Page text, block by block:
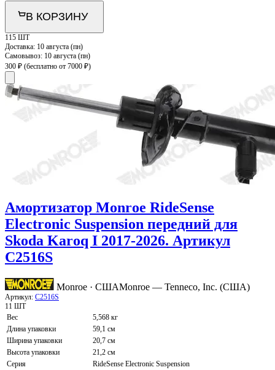
В КОРЗИНУ
115 ШТ
Доставка: 10 августа (пн)
Самовывоз: 10 августа (пн)
300 ₽ (бесплатно от 7000 ₽)
Амортизатор Monroe RideSense
Electronic Suspension передний для
Skoda Karoq I 2017-2026. Артикул
C2516S
Monroe · СШАMonroe — Tenneco, Inc. (США)
Артикул: C2516S
11 ШТ
Вес
5,568 кг
Длина упаковки
59,1 см
Ширина упаковки
20,7 см
Высота упаковки
21,2 см
Серия
RideSense Electronic Suspension